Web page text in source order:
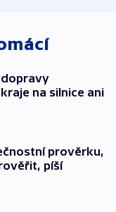
na silnice ani
prověrku,
píší